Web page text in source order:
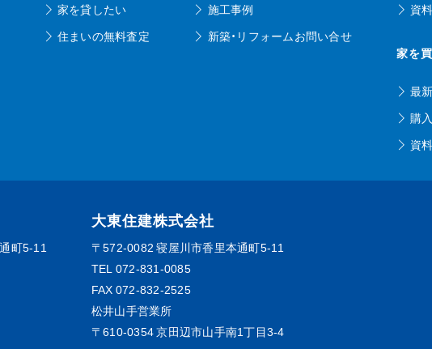
家を貸したい
住まいの無料査定
施工事例
新築・リフォームお問い合せ
資
家を
最
購
資
町5-11
大東住建株式会社
〒572-0082寝屋川市香里本通町5-11
TEL 072-831-0085
FAX 072-832-2525
松井山手営業所
〒610-0354京田辺市山手南1丁目3-4